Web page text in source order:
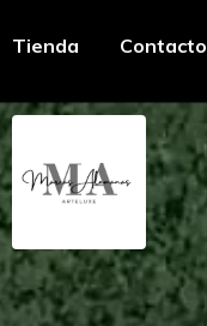
Tienda Contacto